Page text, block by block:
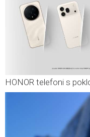
HONOR telefoni s